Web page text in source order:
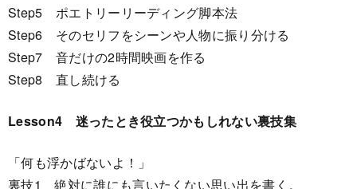
Step5 ポエトリーリーディング脚本法
Step6 そのセリフをシーンや人物に振り分ける
Step7 音だけの2時間映画を作る
Step8 直し続ける
Lesson4 迷ったとき役立つかもしれない裏技集
「何も浮かばないよ！」
裏技1 絶対に誰にも言いたくない思い出を書く。